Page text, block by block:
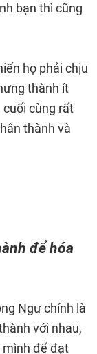
bạn thì cũng
họ phải chịu
thành ít
cùng rất
thành và
để hóa
Ngư chính là
với nhau,
mình để đạt